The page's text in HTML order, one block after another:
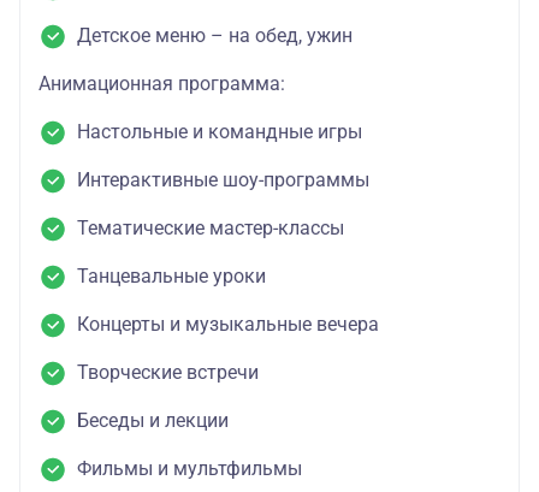
Детское меню – на обед, ужин
Анимационная программа:
Настольные и командные игры
Интерактивные шоу-программы
Тематические мастер-классы
Танцевальные уроки
Концерты и музыкальные вечера
Творческие встречи
Беседы и лекции
Фильмы и мультфильмы